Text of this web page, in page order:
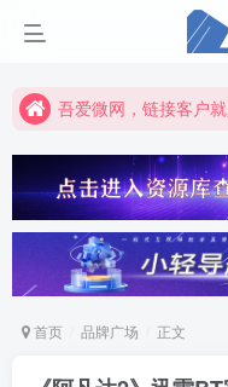
吾爱微网，让你的知
吾爱微网，让你的知
首页 品牌广场 正文